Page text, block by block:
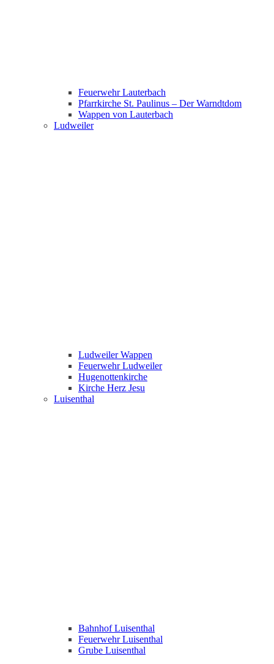
Feuerwehr Lauterbach
Pfarrkirche St. Paulinus – Der Warndtdom
Wappen von Lauterbach
Ludweiler
Ludweiler Wappen
Feuerwehr Ludweiler
Hugenottenkirche
Kirche Herz Jesu
Luisenthal
Bahnhof Luisenthal
Feuerwehr Luisenthal
Grube Luisenthal